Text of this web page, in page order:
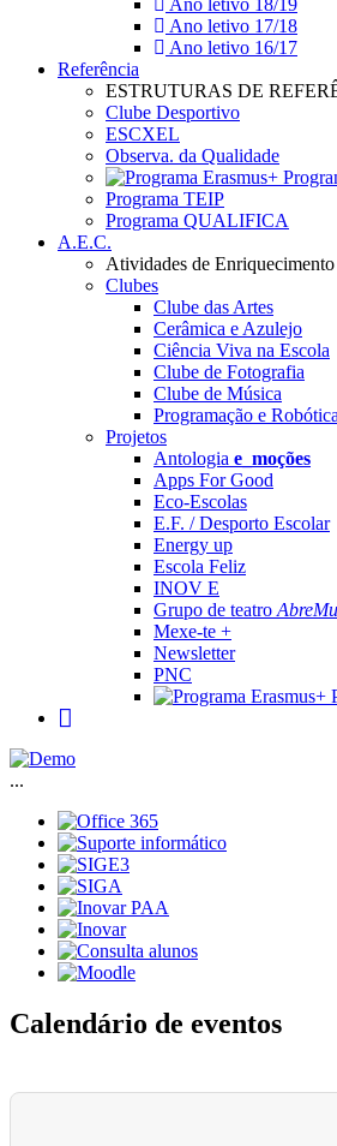
Ano letivo 18/19
Ano letivo 17/18
Ano letivo 16/17
Referência
ESTRUTURAS DE
Clube Desportivo
ESCXEL
Observa. da Qualidade
Programa TEIP
Programa QUALIFICA
A.E.C.
Atividades de
Clubes
Clube das Artes
Cerâmica e Azulejo
Ciência Viva na Escola
Clube de Fotografia
Clube de Música
Programação e Robótica
Projetos
Antologia e_moções
Apps For Good
Eco-Escolas
E.F. / Desporto Escolar
Energy up
Escola Feliz
INOV E
Grupo de teatro
Mexe-te +
Newsletter
PNC
...
Calendário de eventos